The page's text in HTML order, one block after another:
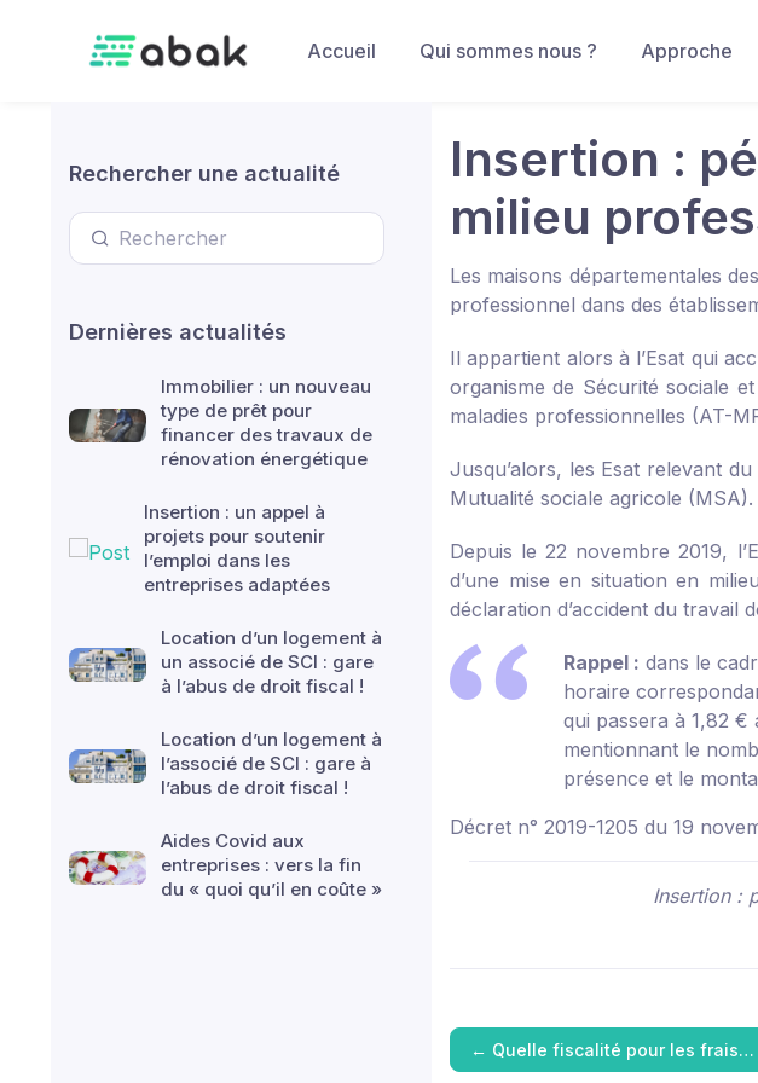
Accueil Qui sommes nous ? Approche
Rechercher une actualité
Dernières actualités
Immobilier : un nouveau
type de prêt pour
financer des travaux de
rénovation énergétique
Insertion : un appel à
projets pour soutenir
l’emploi dans les
entreprises adaptées
Location d’un logement à
un associé de SCI : gare
à l’abus de droit fiscal !
Location d’un logement à
l’associé de SCI : gare à
l’abus de droit fiscal !
Aides Covid aux
entreprises : vers la fin
du « quoi qu’il en coûte »
Insertion :
milieu
Les maisons départementales
professionnel dans des
Il appartient alors à l’Esat qui
organisme de Sécurité sociale
maladies professionnelles (AT-
Jusqu’alors, les Esat relevant
Mutualité sociale agricole (MSA).
Depuis le 22 novembre 2019,
d’une mise en situation en
déclaration d’accident du travail
Rappel : dans le
horaire
qui passera à 1,82 €
mentionnant le
présence et le
Décret n° 2019-1205 du 19
Insertion :
← Quelle fiscalité pour les frais…